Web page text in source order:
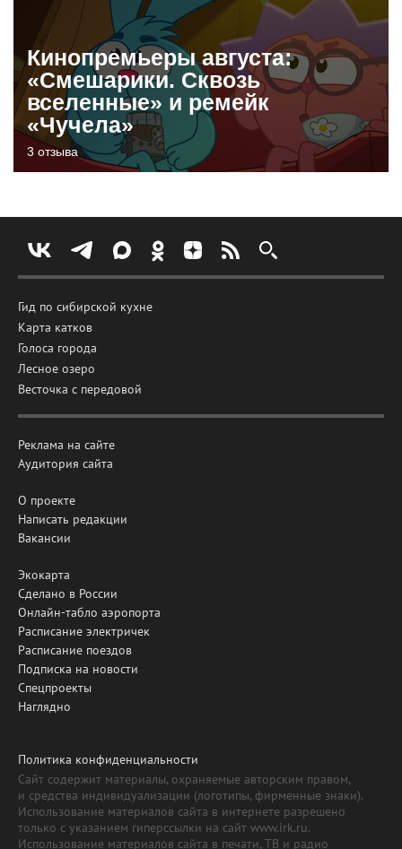
Кинопремьеры августа:
«Смешарики. Сквозь
вселенные» и ремейк
«Чучела»
3 отзыва
Гид по сибирской кухне
Карта катков
Голоса города
Лесное озеро
Весточка с передовой
Реклама на сайте
Аудитория сайта
О проекте
Написать редакции
Вакансии
Экокарта
Сделано в России
Онлайн-табло аэропорта
Расписание электричек
Расписание поездов
Подписка на новости
Спецпроекты
Наглядно
Политика конфиденциальности
Сайт содержит материалы, охраняемые авторским правом,
и средства индивидуализации (логотипы, фирменные знаки).
Использование материалов сайта в интернете разрешено
только с указанием гиперссылки на сайт www.irk.ru.
Использование материалов сайта в печати, ТВ и радио